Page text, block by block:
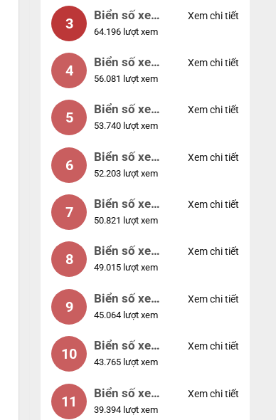
3
Biển số xe
88888
64.196 lượt xem
Xem chi tiết
4
Biển số xe
12345
56.081 lượt xem
Xem chi tiết
5
Biển số xe
66666
53.740 lượt xem
Xem chi tiết
6
Biển số xe
11111
52.203 lượt xem
Xem chi tiết
7
Biển số xe
44444
50.821 lượt xem
Xem chi tiết
8
Biển số xe
77777
49.015 lượt xem
Xem chi tiết
9
Biển số xe
55555
45.064 lượt xem
Xem chi tiết
10
Biển số xe
56789
43.765 lượt xem
Xem chi tiết
11
Biển số xe
01234
39.394 lượt xem
Xem chi tiết